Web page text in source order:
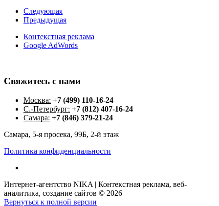
Следующая
Предыдущая
Контекстная реклама
Google AdWords
Свяжитесь с нами
Москва: +7 (499) 110-16-24
С.-Петербург: +7 (812) 407-16-24
Самара: +7 (846) 379-21-24
Самара, 5-я просека, 99Б, 2-й этаж
Политика конфиденциальности
Интернет-агентство NIKA | Контекстная реклама, веб-
аналитика, создание сайтов © 2026
Вернуться к полной версии